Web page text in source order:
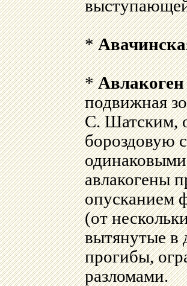
*
*Авлакоген
подвижная
С. Шатским,
бороздовую
авлакогены
опусканием
(от
вытянутые в
прогибы,
разломами.